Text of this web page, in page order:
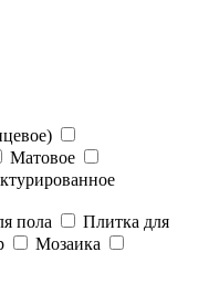
Матовое
пола
Плитка для
Мозаика